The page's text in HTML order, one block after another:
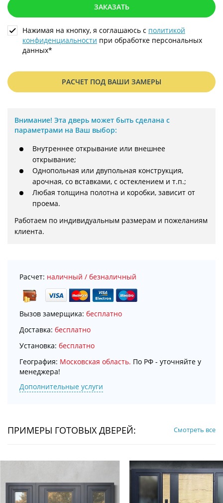
ЗАКАЗАТЬ
Нажимая на кнопку, я соглашаюсь с политикой
конфиденциальности при обработке персональных
данных*
РАСЧЕТ ПОД ВАШИ ЗАМЕРЫ
Внимание! Эта дверь может быть сделана с
параметрами на Ваш выбор:
Внутреннее открывание или внешнее
открывание;
Однопольная или двупольная конструкция,
арочная, со вставками, с остеклением и т.п.;
Любая толщина полотна и коробки, зависит от
проема.
Работаем по индивидуальным размерам и пожеланиям
клиента.
Расчет: наличный / безналичный
Вызов замерщика: бесплатно
Доставка: бесплатно
Установка: бесплатно
География: Московская область. По РФ - уточняйте у
менеджера!
Дополнительные услуги
ПРИМЕРЫ ГОТОВЫХ ДВЕРЕЙ: Смотреть все